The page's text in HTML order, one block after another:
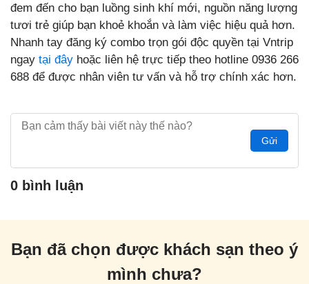
đem đến cho bạn luồng sinh khí mới, nguồn năng lượng
tươi trẻ giúp bạn khoẻ khoắn và làm việc hiệu quả hơn.
Nhanh tay đăng ký combo trọn gói độc quyền tại Vntrip
ngay tại đây hoặc liên hệ trực tiếp theo hotline 0936 266
688 để được nhân viên tư vấn và hỗ trợ chính xác hơn.
Gửi
0 bình luận
Bạn đã chọn được khách sạn theo ý
mình chưa?